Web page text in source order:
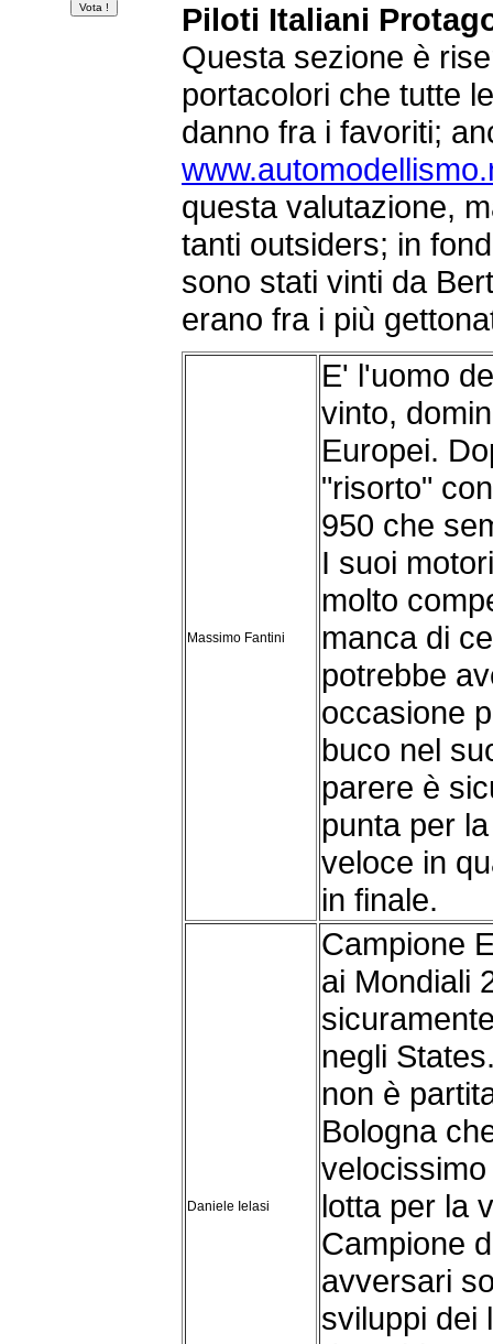
Piloti Italiani
Questa sezione è
portacolori che tutte
danno fra i favoriti;
questa valutazione,
tanti outsiders; in
sono stati vinti da
erano fra i più
Massimo Fantini
E' l'uomo
vinto,
Europei.
"risorto"
950 che
I suoi
molto
manca di
potrebbe
occasione
buco nel
parere è
punta per
veloce in
in finale.
Daniele Ielasi
Campione
ai Mondiali
negli
non è
Bologna
lotta per la
Campione
avversari
sviluppi dei